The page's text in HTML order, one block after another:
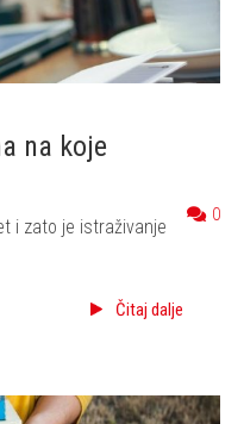
na koje
0
i zato je istraživanje
Čitaj dalje